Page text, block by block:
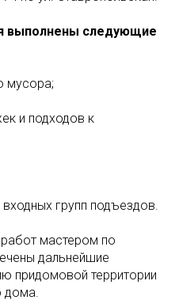
выполнены следующие
мусора;
и подходов к
групп подъездов.
мастером по
дальнейшие
придомовой территории
дома.